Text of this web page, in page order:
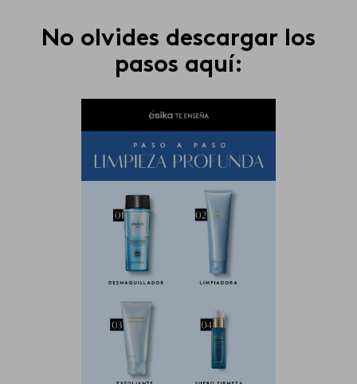
No olvides descargar los
pasos aquí: